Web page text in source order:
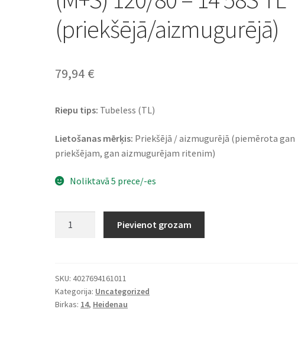
(priekšējā/aizmugurējā)
79,94 €
Riepu tips: Tubeless (TL)
Lietošanas mērķis: Priekšējā / aizmugurējā (piemērota gan
priekšējam, gan aizmugurējam ritenim)
Noliktavā 5 prece/-es
(M+S)
120/80
-
Pievienot grozam
SKU:4027694161011
Kategorija: Uncategorized
Birkas: 14, Heidenau